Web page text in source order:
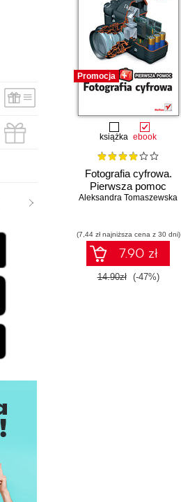
Promocja
książka ebook
Fotografia cyfrowa.
Pierwsza pomoc
Aleksandra Tomaszewska
(7,44 zł najniższa cena z 30 dni)
7.90 zł
14.90zł (-47%)